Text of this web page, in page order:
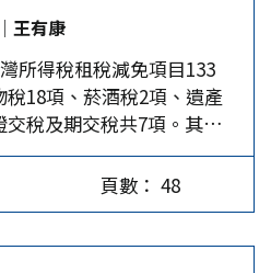
家庭，必須將較多比例的
用品上，嚴重排擠了可以
有較充分的預算安排家庭
政策思維上，始終堅持以
首任總統期間，對中國大
並未造成明顯通膨。川普
的就業機會減少」，主張
稅，除將有助於減少進
年來中國電動車市場呈現
幅縮短，從概念到落地生
本品牌研發的周期縮短一
慧互聯、產品設計、自動
取得長足進步。根據滙豐
UBS）等公司的行業預測
電動車銷量將超過1200萬
日本車企，卻長期執迷於
王有康
所得稅租稅減免項目133
18項、菸酒稅2項、遺產
稅及期交稅共7項。其中
本文擬加以探討。 稅式
稅式支出」(tax
學者沙瑞提出，是政府
頁數： 48